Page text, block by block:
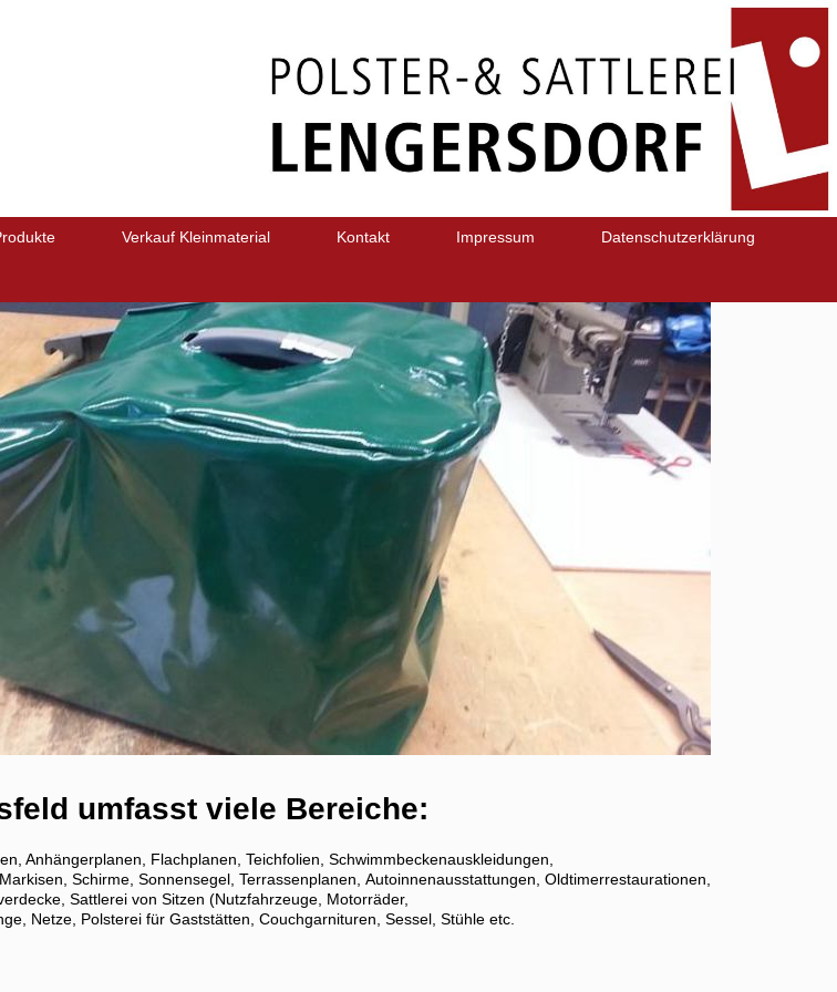
Verkauf Kleinmaterial Kontakt Impressum Datenschutzerklärung
umfasst viele Bereiche:
Anhängerplanen, Flachplanen, Teichfolien, Schwimmbeckenauskleidungen,
Schirme, Sonnensegel, Terrassenplanen, Autoinnenausstattungen, Oldtimerrestaurationen,
Sattlerei von Sitzen (Nutzfahrzeuge, Motorräder,
Netze, Polsterei für Gaststätten, Couchgarnituren, Sessel, Stühle etc.